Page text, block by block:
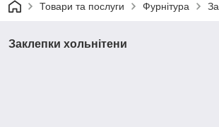
Товари та послуги Фурнітура
Заклепки хольнітени